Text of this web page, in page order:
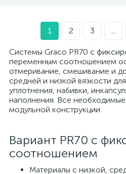
1 2 3 ...
Системы Graco PR70 с
переменным соотношением
отмеривание, смешивание и
средней и низкой вязкости
уплотнения, набивки,
наполнения. Все
модульной конструкции.
Вариант PR70 с
соотношением
Материалы с низкой,